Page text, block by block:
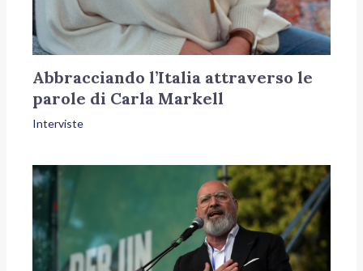
Abbracciando l’Italia attraverso le
parole di Carla Markell
Interviste